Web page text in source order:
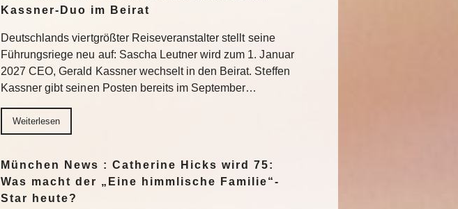
Kassner-Duo im Beirat
Deutschlands viertgrößter Reiseveranstalter stellt seine
Führungsriege neu auf: Sascha Leutner wird zum 1. Januar
2027 CEO, Gerald Kassner wechselt in den Beirat. Steffen
Kassner gibt seinen Posten bereits im September…
Weiterlesen
München News : Catherine Hicks wird 75:
Was macht der „Eine himmlische Familie“-
Star heute?